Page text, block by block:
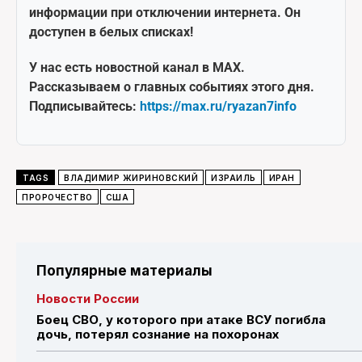
информации при отключении интернета. Он
доступен в белых списках!
У нас есть новостной канал в MAX.
Рассказываем о главных событиях этого дня.
Подписывайтесь: https://max.ru/ryazan7info
TAGS ВЛАДИМИР ЖИРИНОВСКИЙ ИЗРАИЛЬ
ИРАН
ПРОРОЧЕСТВО
США
Популярные материалы
Новости России
Боец СВО, у которого при атаке ВСУ погибла
дочь, потерял сознание на похоронах